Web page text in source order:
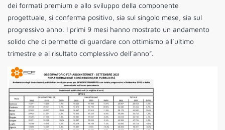
dei formati premium e allo sviluppo della componente
progettuale, si conferma positivo, sia sul singolo mese, sia sul
progressivo anno. I primi 9 mesi hanno mostrato un andamento
solido che ci permette di guardare con ottimismo all’ultimo
trimestre e al risultato complessivo dell’anno”.